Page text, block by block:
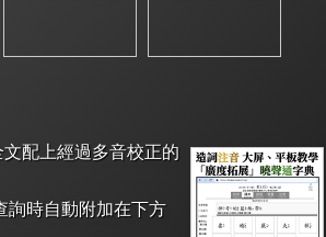
配上經過多音校正的
詢時自動附加在下方